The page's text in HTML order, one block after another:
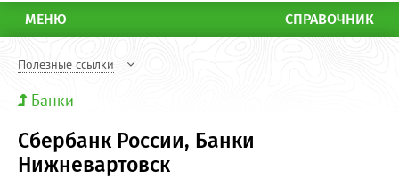
МЕНЮ СПРАВОЧНИК
Полезные ссылки
Банки
Сбербанк России, Банки
Нижневартовск